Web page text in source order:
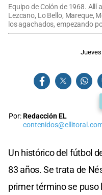
Equipo de Colón de 1968. Allí
Lezcano, Lo Bello, Mareque,
los agachados, empezando
Por:Redacción EL
Un histórico del fútbol
83 años. Se trata de
primer término se puso